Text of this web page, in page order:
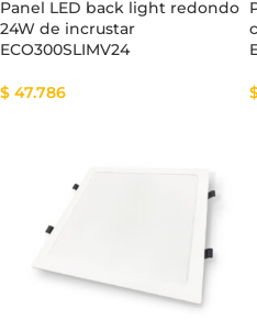
Panel LED back light redondo
24W de incrustar
ECO300SLIMV24
$ 47.786